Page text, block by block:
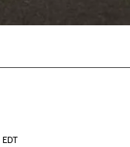
EDT